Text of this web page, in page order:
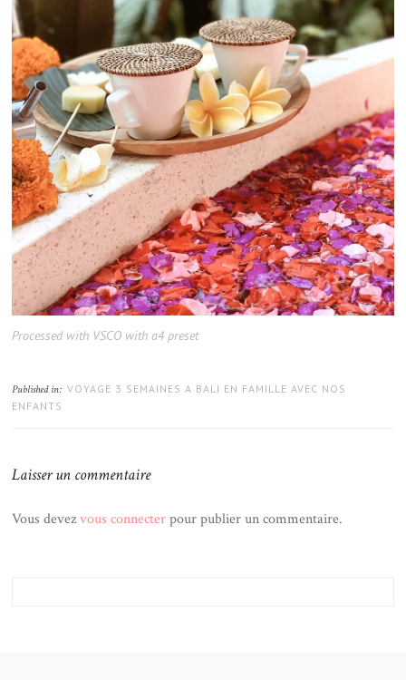
Processed with VSCO with a4 preset
Published in: VOYAGE 3 SEMAINES A BALI EN FAMILLE AVEC NOS
ENFANTS
Laisser un commentaire
Vous devezvous connecterpour publier un commentaire.